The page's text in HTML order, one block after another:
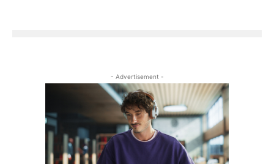
- Advertisement -